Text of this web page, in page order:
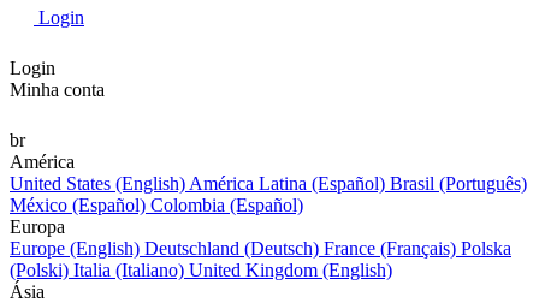
Login
Login
Minha conta
br
América
United States (English) América Latina (Español) Brasil (Português)
México (Español) Colombia (Español)
Europa
Europe (English) Deutschland (Deutsch) France (Français) Polska
(Polski) Italia (Italiano) United Kingdom (English)
Ásia